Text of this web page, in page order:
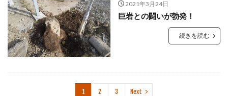
2021年3月24日
巨岩との闘いが勃発！
続きを読む
1 2 3 Next